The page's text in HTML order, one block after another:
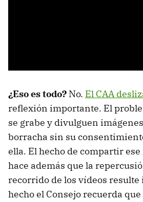
¿Eso es todo? No. El CAA
reflexión importante. El
se grabe y divulguen
borracha sin su
ella. El hecho de compartir
hace además que la
recorrido de los vídeos
hecho el Consejo recuerda que